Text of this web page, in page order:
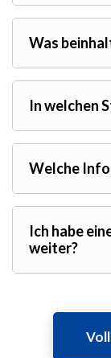
Was
In welchen
Welche
Ich habe
weiter?